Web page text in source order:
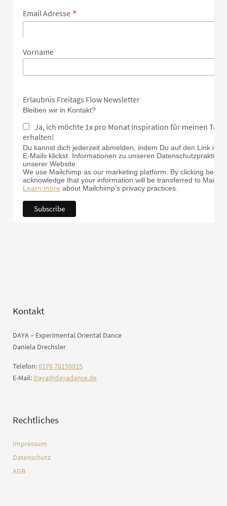
Email Adresse *
Vorname
Erlaubnis Freitags Flow Newsletter
Bleiben wir in Kontakt?
Ja, ich möchte 1x pro Monat Inspiration für meinen
erhalten!
Du kannst dich jederzeit abmelden, indem Du auf den Link in
E-Mails klickst. Informationen zu unseren
unserer Website.
We use Mailchimp as our marketing platform. By clicking
acknowledge that your information will be transferred to
Learn more about Mailchimp's privacy practices.
Kontakt
DAYA – Experimental Oriental Dance
Daniela Drechsler
Telefon:0176 70150915
E-Mail: Daya@dayadance.de
Rechtliches
Impressum
Datenschutz
AGB